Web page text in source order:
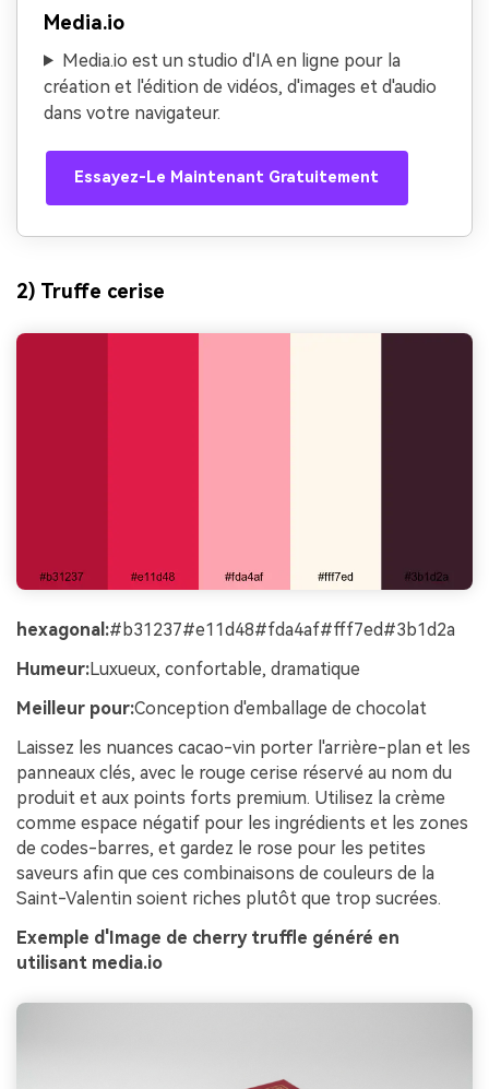
Media.io
Media.io est un studio d'IA en ligne pour la
création et l'édition de vidéos, d'images et d'audio
dans votre navigateur.
Essayez-Le Maintenant Gratuitement
2) Truffe cerise
hexagonal:#b31237#e11d48#fda4af#fff7ed#3b1d2a
Humeur:Luxueux, confortable, dramatique
Meilleur pour:Conception d'emballage de chocolat
Laissez les nuances cacao-vin porter l'arrière-plan et les
panneaux clés, avec le rouge cerise réservé au nom du
produit et aux points forts premium. Utilisez la crème
comme espace négatif pour les ingrédients et les zones
de codes-barres, et gardez le rose pour les petites
saveurs afin que ces combinaisons de couleurs de la
Saint-Valentin soient riches plutôt que trop sucrées.
Exemple d'Image de cherry truffle généré en
utilisant media.io